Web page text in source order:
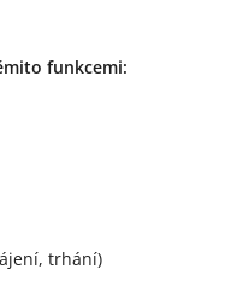
funkcemi:
trhání)